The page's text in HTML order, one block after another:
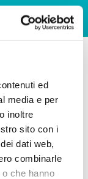
ed
media e per
inoltre
sito con i
dati web,
combinarle
che hanno